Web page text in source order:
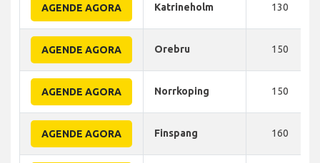
AGENDE AGORA Katrineholm 130
AGENDE AGORA Orebru 150
AGENDE AGORA Norrkoping 150
AGENDE AGORA Finspang 160